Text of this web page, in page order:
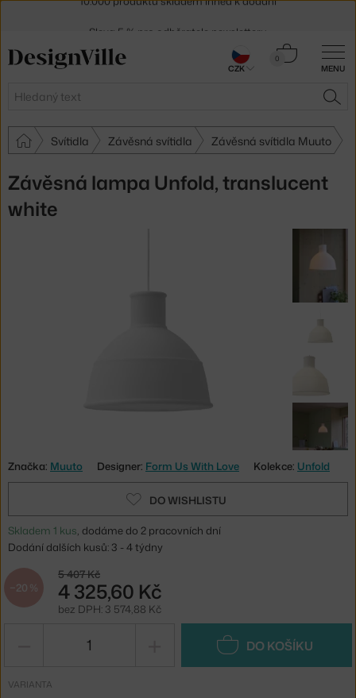
MENU
Hledat
0
Košík
Svítidla Závěsná svítidla Závěsná svítidla Muuto
Závěsná lampa Unfold, translucent
white
Značka: Muuto Designer: Form Us With Love Kolekce: Unfold
DO WISHLISTU
Skladem 1 kus, dodáme do 2 pracovních dní
Dodání dalších kusů: 3 - 4 týdny
−20 %
5 407 Kč
4 325,60 Kč
bez DPH: 3 574,88 Kč
DO KOŠÍKU
VARIANTA
30 dní na vrácení zboží
CZK